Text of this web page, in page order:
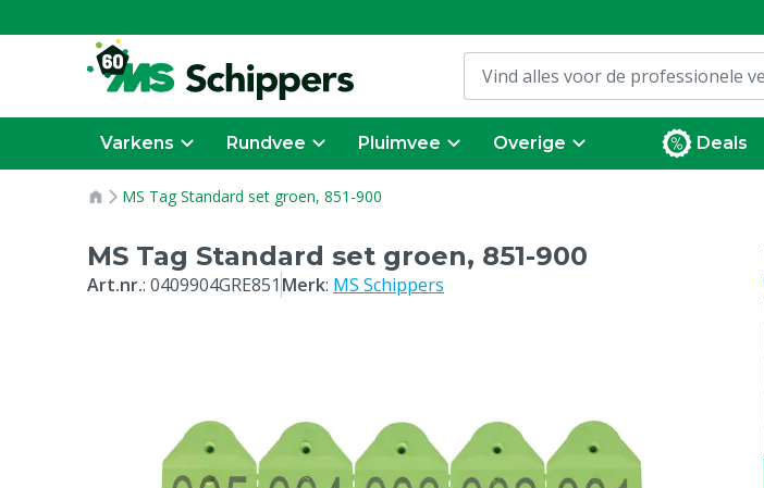
Varkens Rundvee Pluimvee Overige Deals
MS Tag Standard set groen, 851-900
MS Tag Standard set groen, 851-900
Art.nr.: 0409904GRE851 Merk: MS Schippers